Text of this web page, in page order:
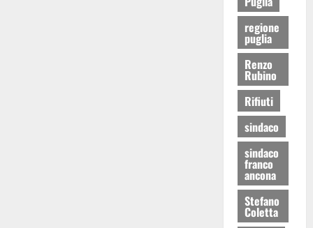
regione
puglia
Renzo
Rubino
Rifiuti
sindaco
sindaco
franco
ancona
Stefano
Coletta